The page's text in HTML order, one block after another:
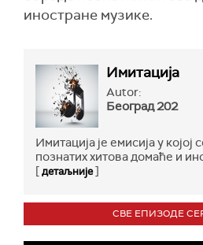
иностране музике.
Имитација
Autor:
Београд 202
Имитација је емисија у којој
познатих хитова домаће и
[детаљније]
СВЕ ЕПИЗОДЕ